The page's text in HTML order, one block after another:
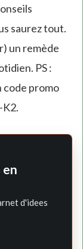
saurez tout.
un remède
PS :
code promo
d'idees